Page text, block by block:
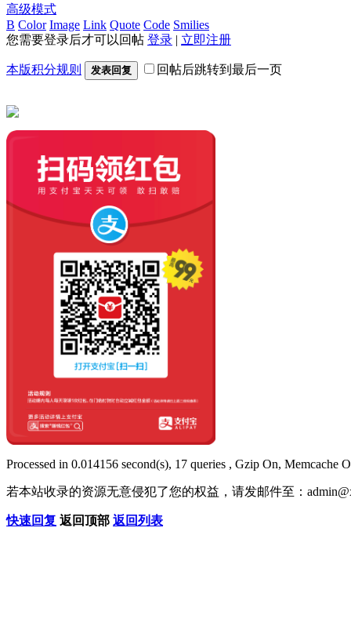
高级模式
B Color Image Link Quote Code Smilies
您需要登录后才可以回帖 登录 | 立即注册
本版积分规则 发表回复 回帖后跳转到最后一页
Processed in 0.014156 second(s), 17 queries , Gzip On, Memcache
若本站收录的资源无意侵犯了您的权益，请发邮件至：
快速回复 返回顶部 返回列表